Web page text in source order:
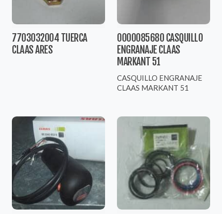
7703032004 TUERCA
CLAAS ARES
0000085680 CASQUILLO
ENGRANAJE CLAAS
MARKANT 51
CASQUILLO ENGRANAJE
CLAAS MARKANT 51